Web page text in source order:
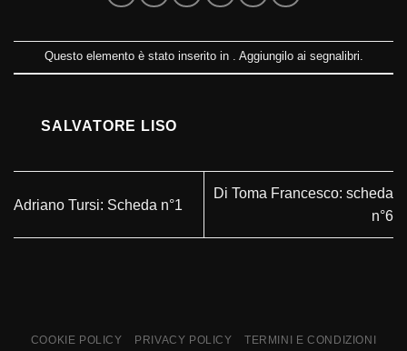
Questo elemento è stato inserito in . Aggiungilo ai segnalibri.
SALVATORE LISO
Adriano Tursi: Scheda n°1
Di Toma Francesco: scheda
n°6
COOKIE POLICY PRIVACY POLICY TERMINI E CONDIZIONI